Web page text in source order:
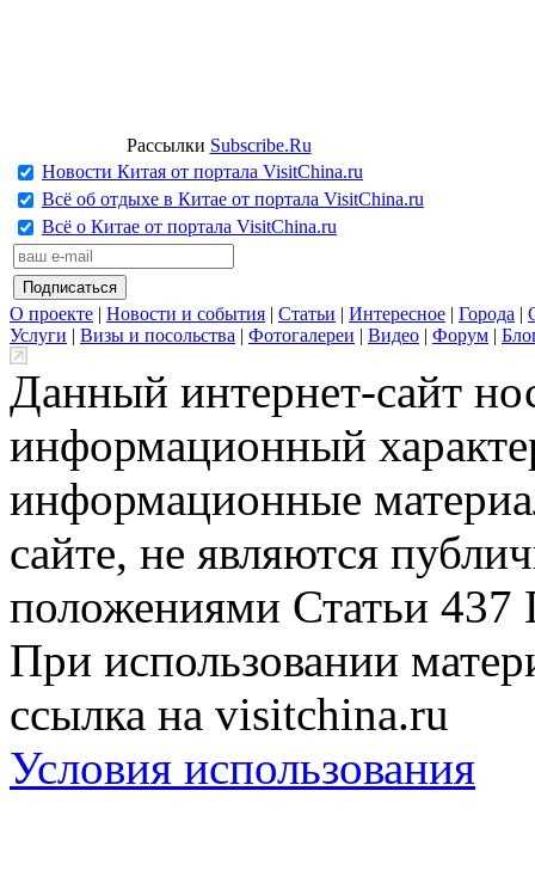
Рассылки Subscribe.Ru
Новости Китая от портала VisitChina.ru
Всё об отдыхе в Китае от портала VisitChina.ru
Всё о Китае от портала VisitChina.ru
О проекте | Новости и события | Статьи | Интересное | Города |
Услуги | Визы и посольства | Фотогалереи | Видео | Форум |
Данный интернет-сайт
информационный
информационные
сайте, не являются
положениями Статьи 437
При использовании
ссылка на visitchina.ru
Условия использования